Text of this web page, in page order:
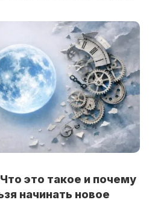
это такое и почему
начинать новое